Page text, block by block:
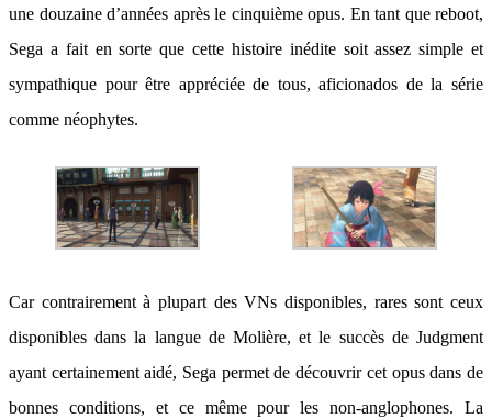
une douzaine d’années après le cinquième opus. En tant que reboot,
Sega a fait en sorte que cette histoire inédite soit assez simple et
sympathique pour être appréciée de tous, aficionados de la série
comme néophytes.
Car contrairement à plupart des VNs disponibles, rares sont ceux
disponibles dans la langue de Molière, et le succès de Judgment
ayant certainement aidé, Sega permet de découvrir cet opus dans de
bonnes conditions, et ce même pour les non-anglophones. La